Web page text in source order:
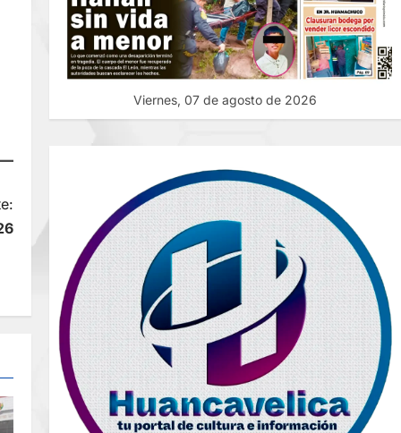
Viernes, 07 de agosto de 2026